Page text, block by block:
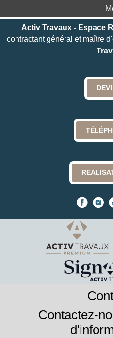
Activ Travaux - Espace
contractant général et maître
Contactez-